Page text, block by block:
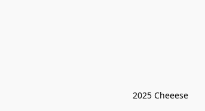
2025 Cheeese